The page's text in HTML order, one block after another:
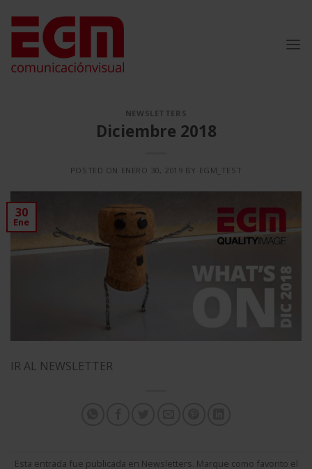
contenido
NEWSLETTERS
Diciembre 2018
POSTED ON ENERO 30, 2019 BY EGM_TEST
30
Ene
IR AL NEWSLETTER
Esta entrada fue publicada en Newsletters. Marque como favorito el